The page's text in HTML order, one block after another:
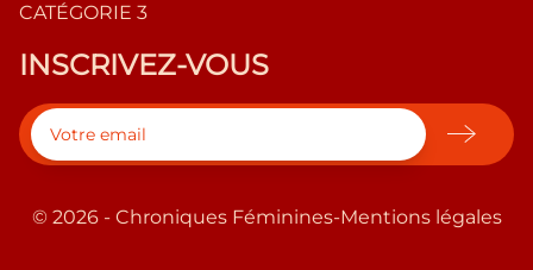
CATÉGORIE 3
INSCRIVEZ-VOUS
© 2026 - Chroniques Féminines-Mentions légales